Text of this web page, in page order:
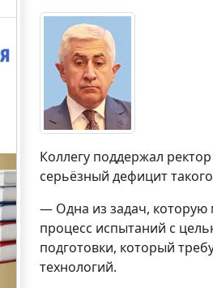
Коллегу поддержал
серьёзный дефицит
— Одна из задач,
процесс испытаний с
подготовки, который
технологий.